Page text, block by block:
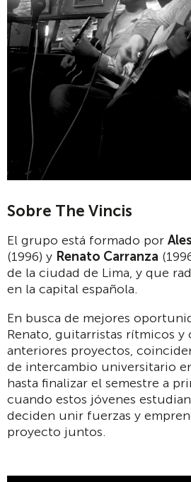
Sobre The Vincis
El grupo está formado por
(1996) y Renato Carranza
de la ciudad de Lima, y que
en la capital española.
En busca de mejores
Renato, guitarristas rítmicos y
anteriores proyectos,
de intercambio universitario
hasta finalizar el semestre a
cuando estos jóvenes
deciden unir fuerzas y
proyecto juntos.